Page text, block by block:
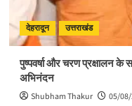
देहरादून उत्तराखंड
पुष्पवर्षा और चरण प्रक्षालन के
अभिनंदन
Shubham Thakur 05/